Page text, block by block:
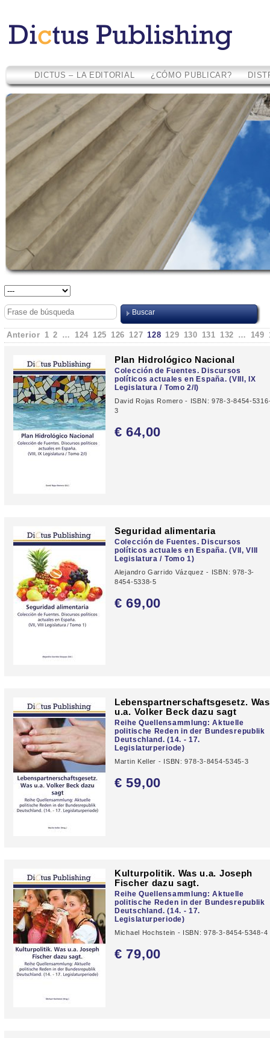
DICTUS – LA EDITORIAL ¿CÓMO PUBLICAR?
Anterior 1 2 … 124 125 126 127 128 129 130 131 132 … 149
Plan Hidrológico Nacional
Colección de Fuentes. Discursos
políticos actuales en España. (VIII, IX
Legislatura / Tomo 2/I)
David Rojas Romero - ISBN: 978-3-8454-
3
€ 64,00
Seguridad alimentaria
Colección de Fuentes. Discursos
políticos actuales en España. (VII, VIII
Legislatura / Tomo 1)
Alejandro Garrido Vázquez - ISBN: 978-3-
8454-5338-5
€ 69,00
Lebenspartnerschaftsgesetz. Was
u.a. Volker Beck dazu sagt
Reihe Quellensammlung: Aktuelle
politische Reden in der Bundesrepublik
Deutschland. (14. - 17.
Legislaturperiode)
Martin Keller - ISBN: 978-3-8454-5345-3
€ 59,00
Kulturpolitik. Was u.a. Joseph
Fischer dazu sagt.
Reihe Quellensammlung: Aktuelle
politische Reden in der Bundesrepublik
Deutschland. (14. - 17.
Legislaturperiode)
Michael Hochstein - ISBN: 978-3-8454-5348-4
€ 79,00